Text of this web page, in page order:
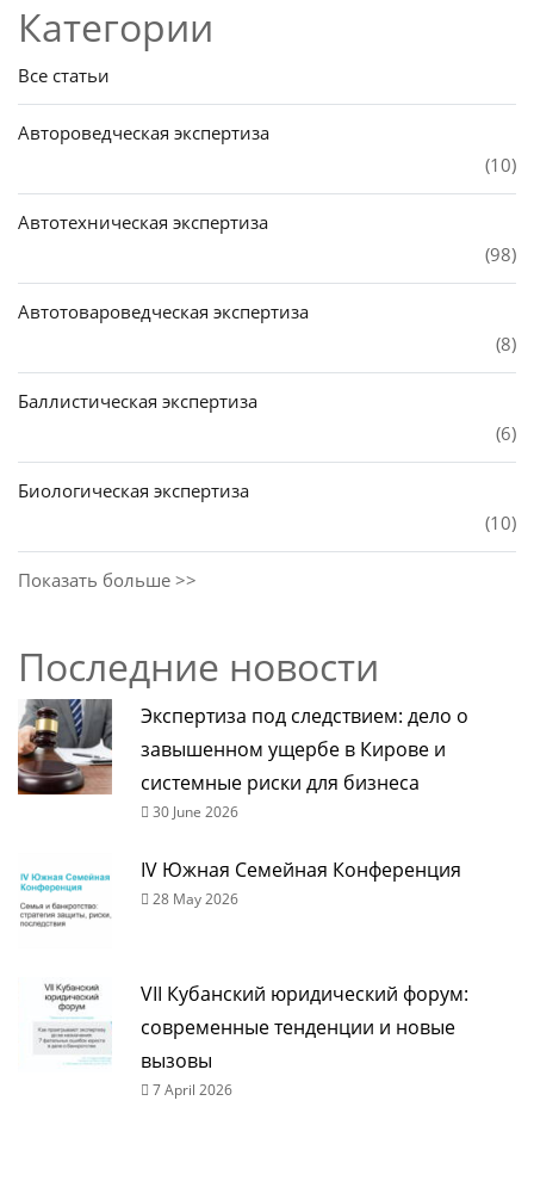
Категории
Все статьи
Автороведческая экспертиза
(10)
Автотехническая экспертиза
(98)
Автотовароведческая экспертиза
(8)
Баллистическая экспертиза
(6)
Биологическая экспертиза
(10)
Показать больше >>
Последние новости
Экспертиза под следствием: дело о
завышенном ущербе в Кирове и
системные риски для бизнеса
30 June 2026
IV Южная Семейная Конференция
28 May 2026
VII Кубанский юридический форум:
современные тенденции и новые
вызовы
7 April 2026